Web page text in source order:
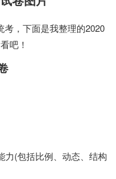
考，下面是我整理的2020
吧！
力(包括比例、动态、结构